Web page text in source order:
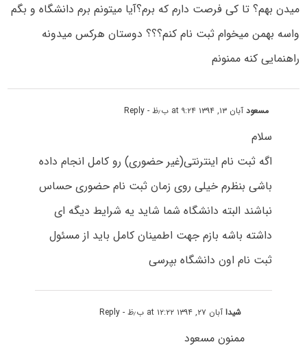
میدن بهم؟ تا کی فرصت دارم که برم؟آیا میتونم برم دانشگاه و بگم
واسه بهمن میخوام ثبت نام کنم؟؟؟ دوستان هرکس میدونه
راهنمایی کنه ممنونم
مسعودآبان ۱۳, ۱۳۹۴ at ۹:۲۴ ب٫ظ - Reply
سلام
اگه ثبت نام اینترنتی(غیر حضوری) رو کامل انجام داده
باشی بنظرم خیلی روی زمان ثبت نام حضوری حساس
نباشند البته دانشگاه شما شاید یه شرایط دیگه ای
داشته باشه بازم جهت اطمینان کامل باید از مسئول
ثبت نام اون دانشگاه بپرسی
شیداآبان ۲۷, ۱۳۹۴ at ۱۲:۲۲ ب٫ظ - Reply
ممنون مسعود